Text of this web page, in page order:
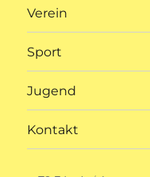
Verein
Sport
Jugend
Kontakt